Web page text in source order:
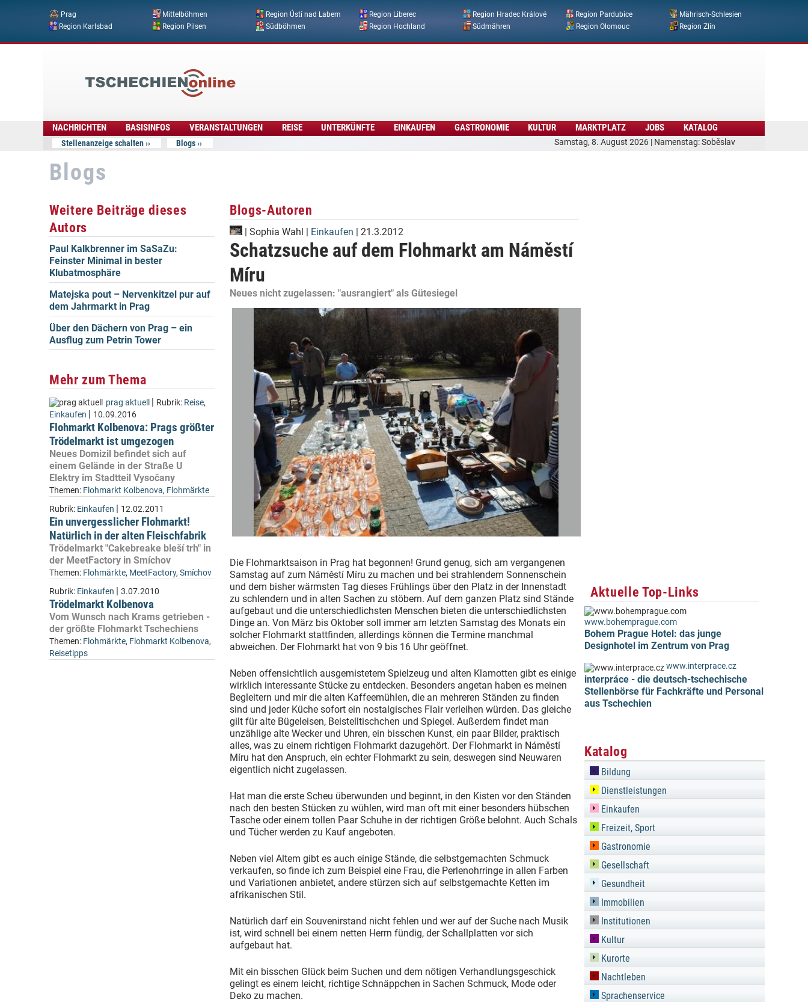
Direkt zum Inhalt
Prag Mittelböhmen Region Ústí nad Labem Region Liberec Region Hradec Králové Region Pardubice
Mährisch-Schlesien
Region Karlsbad
Region Pilsen Südböhmen Region Hochland Südmähren Region Olomouc Region Zlín
Samstag, 8. August 2026 | Namenstag: Soběslav
Online
NACHRICHTEN BASISINFOS VERANSTALTUNGEN REISE UNTERKÜNFTE EINKAUFEN GASTRONOMIE KULTUR MARKTPLATZ JOBS KATALOG
Stellenanzeige schalten Blogs
Blogs
Weitere Beiträge dieses
Autors
Paul Kalkbrenner im SaSaZu:
Feinster Minimal in bester
Klubatmosphäre
Matejska pout – Nervenkitzel pur auf
dem Jahrmarkt in Prag
Über den Dächern von Prag – ein
Ausflug zum Petrin Tower
Mehr zum Thema
prag aktuell | Rubrik: Reise,
Einkaufen | 10.09.2016
Flohmarkt Kolbenova: Prags größter
Trödelmarkt ist umgezogen
Neues Domizil befindet sich auf
einem Gelände in der Straße U
Elektry im Stadtteil Vysočany
Themen: Flohmarkt Kolbenova, Flohmärkte
Rubrik: Einkaufen | 12.02.2011
Ein unvergesslicher Flohmarkt!
Natürlich in der alten Fleischfabrik
Trödelmarkt "Cakebreake bleší trh" in
der MeetFactory in Smíchov
Themen: Flohmärkte, MeetFactory, Smíchov
Rubrik: Einkaufen | 3.07.2010
Trödelmarkt Kolbenova
Vom Wunsch nach Krams getrieben -
der größte Flohmarkt Tschechiens
Themen: Flohmärkte, Flohmarkt Kolbenova,
Reisetipps
Blogs-Autoren
| Sophia Wahl | Einkaufen | 21.3.2012
Schatzsuche auf dem Flohmarkt am Náměstí
Míru
Neues nicht zugelassen: "ausrangiert" als Gütesiegel
Die Flohmarktsaison in Prag hat begonnen! Grund genug, sich am vergangenen
Samstag auf zum Náměstí Míru zu machen und bei strahlendem Sonnenschein
und dem bisher wärmsten Tag dieses Frühlings über den Platz in der Innenstadt
zu schlendern und in alten Sachen zu stöbern. Auf dem ganzen Platz sind Stände
aufgebaut und die unterschiedlichsten Menschen bieten die unterschiedlichsten
Dinge an. Von März bis Oktober soll immer am letzten Samstag des Monats ein
solcher Flohmarkt stattfinden, allerdings können die Termine manchmal
abweichen. Der Flohmarkt hat von 9 bis 16 Uhr geöffnet.
Neben offensichtlich ausgemistetem Spielzeug und alten Klamotten gibt es einige
wirklich interessante Stücke zu entdecken. Besonders angetan haben es meinen
Begleitern und mir die alten Kaffeemühlen, die an mehreren Ständen zu finden
sind und jeder Küche sofort ein nostalgisches Flair verleihen würden. Das gleiche
gilt für alte Bügeleisen, Beistelltischchen und Spiegel. Außerdem findet man
unzählige alte Wecker und Uhren, ein bisschen Kunst, ein paar Bilder, praktisch
alles, was zu einem richtigen Flohmarkt dazugehört. Der Flohmarkt in Náměstí
Míru hat den Anspruch, ein echter Flohmarkt zu sein, deswegen sind Neuwaren
eigentlich nicht zugelassen.
Hat man die erste Scheu überwunden und beginnt, in den Kisten vor den Ständen
nach den besten Stücken zu wühlen, wird man oft mit einer besonders hübschen
Tasche oder einem tollen Paar Schuhe in der richtigen Größe belohnt. Auch Schals
und Tücher werden zu Kauf angeboten.
Neben viel Altem gibt es auch einige Stände, die selbstgemachten Schmuck
verkaufen, so finde ich zum Beispiel eine Frau, die Perlenohrringe in allen Farben
und Variationen anbietet, andere stürzen sich auf selbstgemachte Ketten im
afrikanischen Stil.
Natürlich darf ein Souvenirstand nicht fehlen und wer auf der Suche nach Musik
ist, wird schnell bei einem netten Herrn fündig, der Schallplatten vor sich
aufgebaut hat.
Mit ein bisschen Glück beim Suchen und dem nötigen Verhandlungsgeschick
gelingt es einem leicht, richtige Schnäppchen in Sachen Schmuck, Mode oder
Deko zu machen.
Aktuelle Top-Links
www.bohemprague.com
Bohem Prague Hotel: das junge
Designhotel im Zentrum von Prag
www.interprace.cz
interpráce - die deutsch-tschechische
Stellenbörse für Fachkräfte und Personal
aus Tschechien
Katalog
Bildung
Dienstleistungen
Einkaufen
Freizeit, Sport
Gastronomie
Gesellschaft
Gesundheit
Immobilien
Institutionen
Kultur
Kurorte
Nachtleben
Sprachenservice